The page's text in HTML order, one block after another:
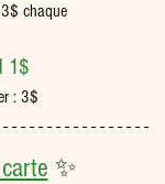
chaque
1$
: 3$
✨